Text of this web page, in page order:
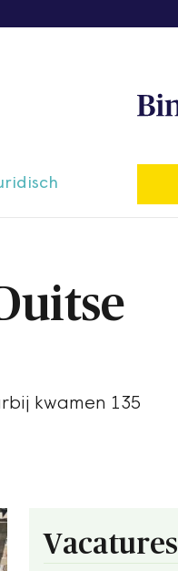
kwamen 135
Vacatures